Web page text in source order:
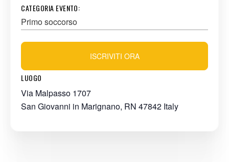
CATEGORIA EVENTO:
Primo soccorso
LUOGO
Via Malpasso 1707
San Giovanni in Marignano, RN 47842 Italy
ISCRIVITI ORA